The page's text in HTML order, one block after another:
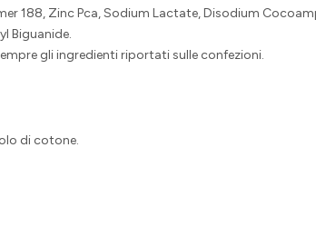
188, Zinc Pca, Sodium Lactate, Disodium
Biguanide.
gli ingredienti riportati sulle confezioni.
di cotone.